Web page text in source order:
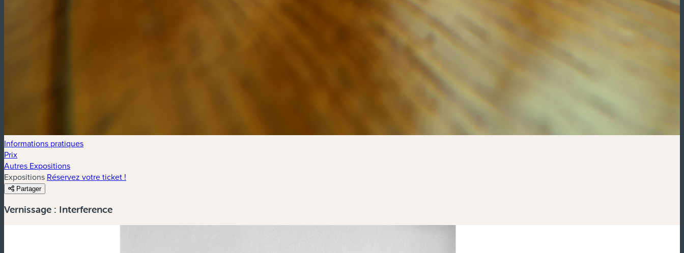
Informations pratiques
Prix
Autres Expositions
Expositions Réservez votre ticket !
Partager
Vernissage : Interference